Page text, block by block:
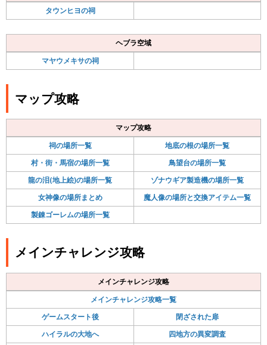
タウンヒヨの祠
ヘブラ空域
マヤウメキサの祠
マップ攻略
マップ攻略
祠の場所一覧
地底の根の場所一覧
村・街・馬宿の場所一覧
鳥望台の場所一覧
龍の泪(地上絵)の場所一覧
ゾナウギア製造機の場所一覧
女神像の場所まとめ
魔人像の場所と交換アイテム一覧
製錬ゴーレムの場所一覧
メインチャレンジ攻略
メインチャレンジ攻略
メインチャレンジ攻略一覧
ゲームスタート後
閉ざされた扉
ハイラルの大地へ
四地方の異変調査